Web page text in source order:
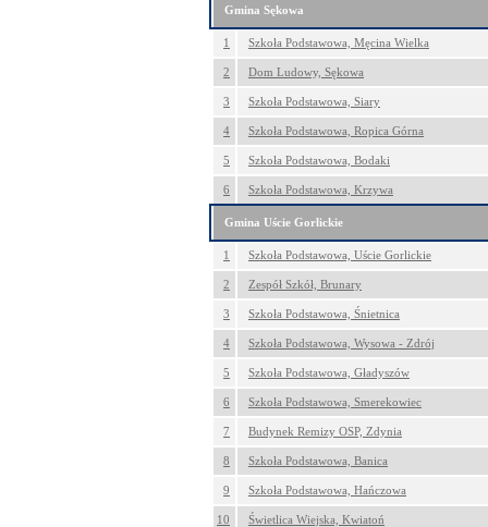
Gmina Sękowa
1 Szkoła Podstawowa, Męcina Wielka
2 Dom Ludowy, Sękowa
3 Szkoła Podstawowa, Siary
4 Szkoła Podstawowa, Ropica Górna
5 Szkoła Podstawowa, Bodaki
6 Szkoła Podstawowa, Krzywa
Gmina Uście Gorlickie
1 Szkoła Podstawowa, Uście Gorlickie
2 Zespół Szkół, Brunary
3 Szkoła Podstawowa, Śnietnica
4 Szkoła Podstawowa, Wysowa - Zdrój
5 Szkoła Podstawowa, Gładyszów
6 Szkoła Podstawowa, Smerekowiec
7 Budynek Remizy OSP, Zdynia
8 Szkoła Podstawowa, Banica
9 Szkoła Podstawowa, Hańczowa
10 Świetlica Wiejska, Kwiatoń